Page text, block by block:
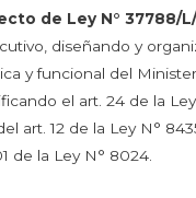
de Ley N° 37788/
diseñando y
y funcional del
el art. 24 de la
art. 12 de la Ley N°
de la Ley N° 8024.